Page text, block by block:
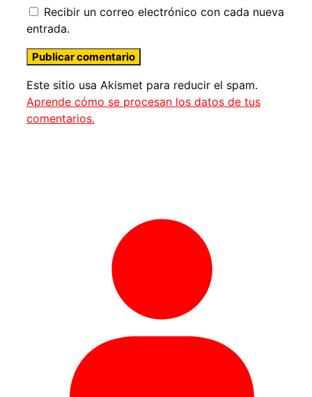
Recibir un correo electrónico con cada nueva
entrada.
Este sitio usa Akismet para reducir el spam.
Aprende cómo se procesan los datos de tus
comentarios.